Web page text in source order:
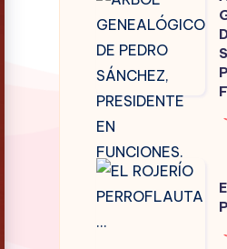
GENEALÓGICO
DE
PEDRO
SÁNCHEZ,
PRESIDENTE
EN
FUNCIONES.
EL
ROJERÍO